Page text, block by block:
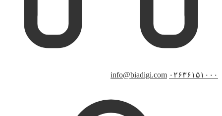
۰۲۶۳۶۱۵۱۰۰۰ info@biadigi.com